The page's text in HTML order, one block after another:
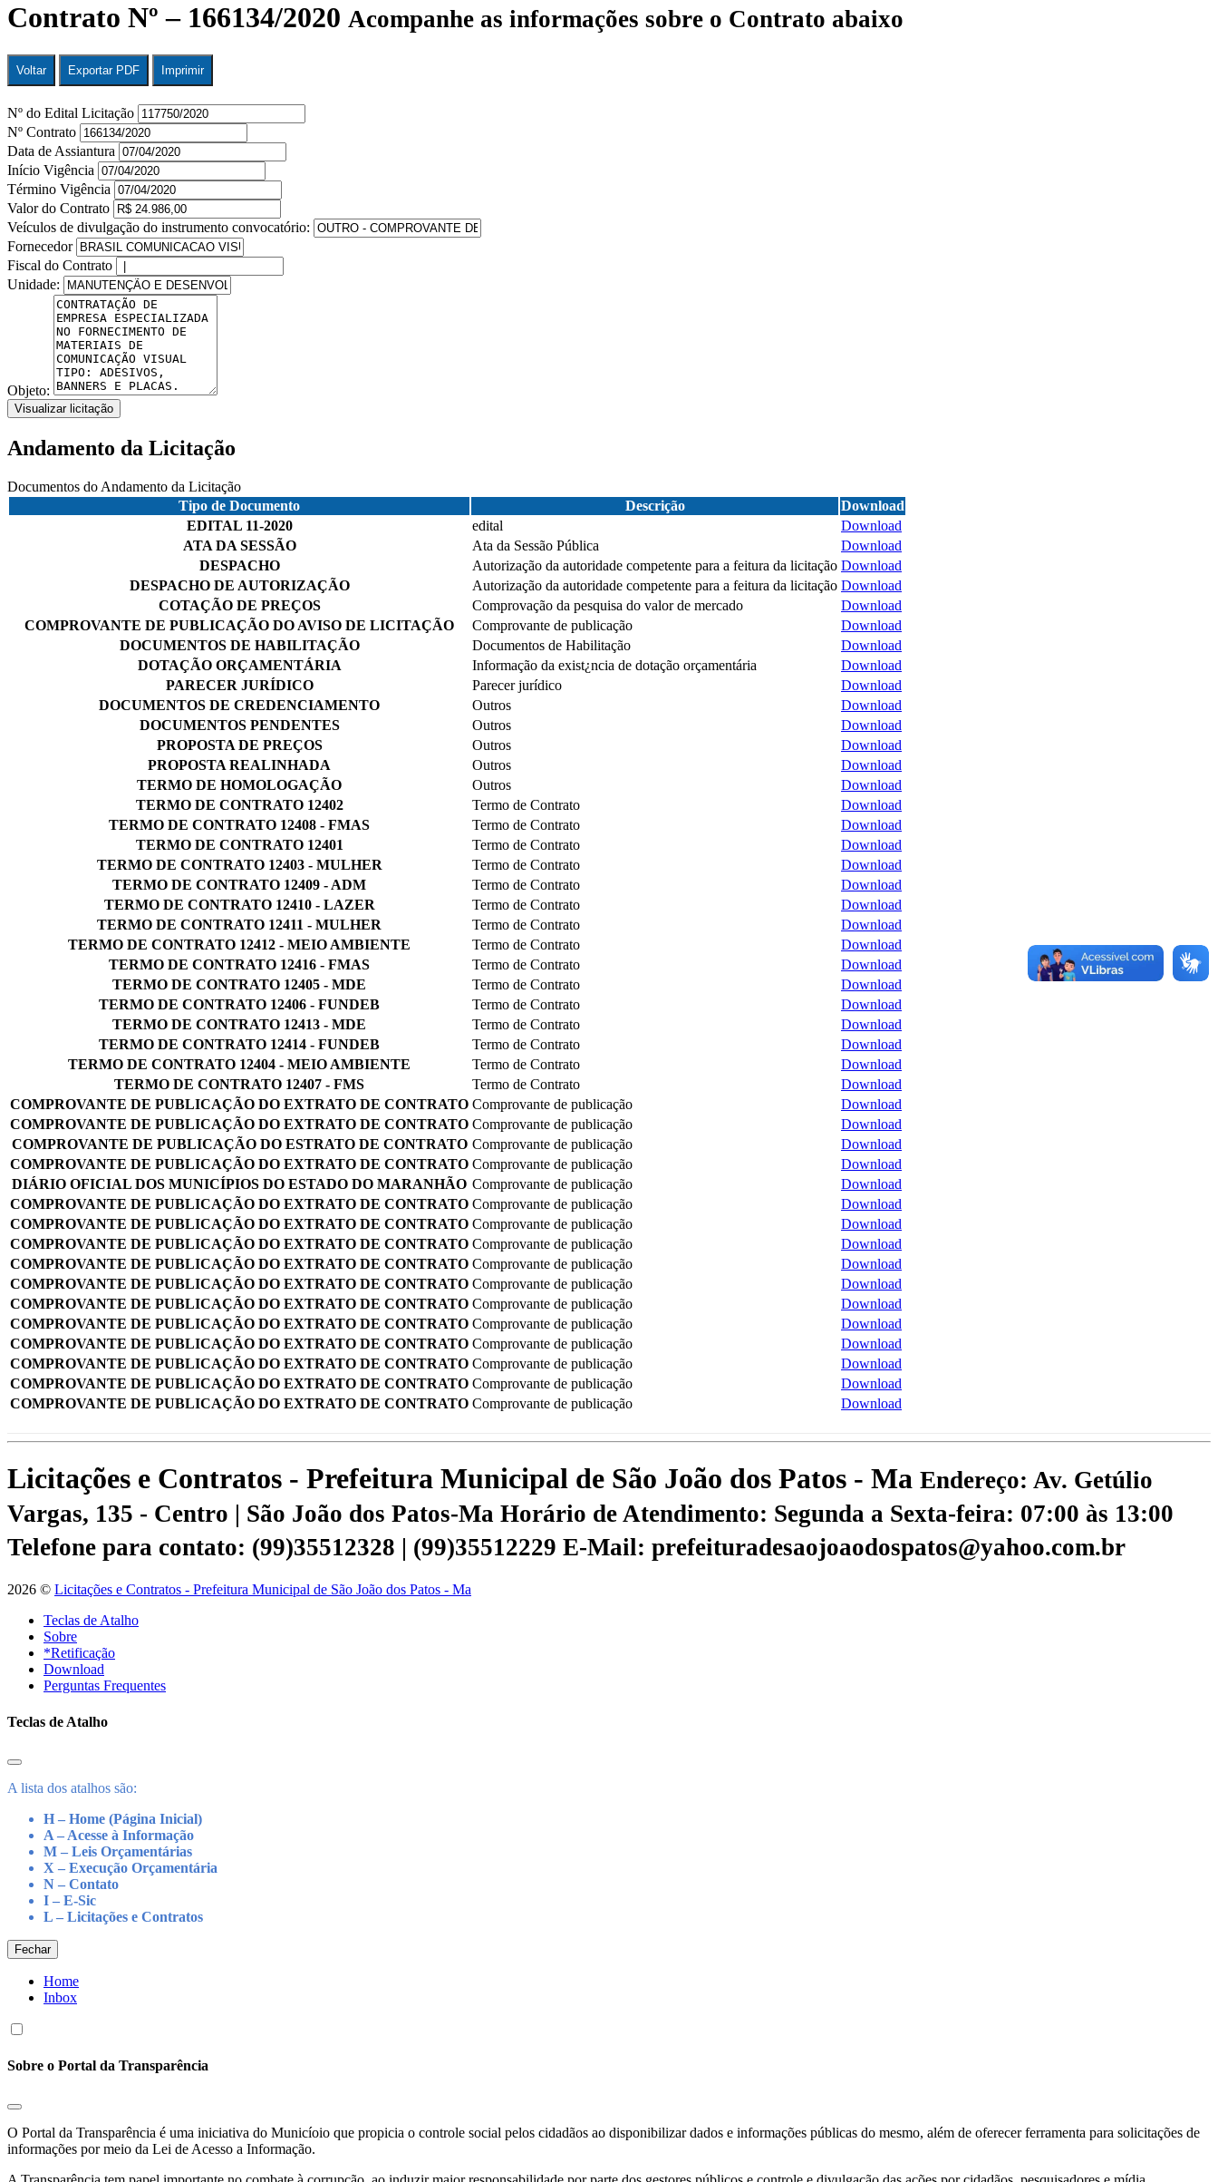
Contrato Nº – 166134/2020 Acompanhe as informações sobre o Contrato abaixo
Voltar Exportar PDF Imprimir
Nº do Edital Licitação
Nº Contrato
Data de Assiantura
Início Vigência
Término Vigência
Valor do Contrato
Veículos de divulgação do instrumento convocatório:
Fornecedor
Fiscal do Contrato
Unidade:
Objeto:
Visualizar licitação
Andamento da Licitação
Documentos do Andamento da Licitação
Tipo de Documento
Descrição
Download
EDITAL 11-2020
edital
Download
ATA DA SESSÃO
Ata da Sessão Pública
Download
DESPACHO
Autorização da autoridade competente para a feitura da licitação Download
DESPACHO DE AUTORIZAÇÃO
Autorização da autoridade competente para a feitura da licitação Download
COTAÇÃO DE PREÇOS
Comprovação da pesquisa do valor de mercado
Download
COMPROVANTE DE PUBLICAÇÃO DO AVISO DE LICITAÇÃO
Comprovante de publicação
Download
DOCUMENTOS DE HABILITAÇÃO
Documentos de Habilitação
Download
DOTAÇÃO ORÇAMENTÁRIA
Informação da exist¿ncia de dotação orçamentária
Download
PARECER JURÍDICO
Parecer jurídico
Download
DOCUMENTOS DE CREDENCIAMENTO
Outros
Download
DOCUMENTOS PENDENTES
Outros
Download
PROPOSTA DE PREÇOS
Outros
Download
PROPOSTA REALINHADA
Outros
Download
TERMO DE HOMOLOGAÇÃO
Outros
Download
TERMO DE CONTRATO 12402
Termo de Contrato
Download
TERMO DE CONTRATO 12408 - FMAS
Termo de Contrato
Download
TERMO DE CONTRATO 12401
Termo de Contrato
Download
TERMO DE CONTRATO 12403 - MULHER
Termo de Contrato
Download
TERMO DE CONTRATO 12409 - ADM
Termo de Contrato
Download
TERMO DE CONTRATO 12410 - LAZER
Termo de Contrato
Download
TERMO DE CONTRATO 12411 - MULHER
Termo de Contrato
Download
TERMO DE CONTRATO 12412 - MEIO AMBIENTE
Termo de Contrato
Download
TERMO DE CONTRATO 12416 - FMAS
Termo de Contrato
Download
TERMO DE CONTRATO 12405 - MDE
Termo de Contrato
Download
TERMO DE CONTRATO 12406 - FUNDEB
Termo de Contrato
Download
TERMO DE CONTRATO 12413 - MDE
Termo de Contrato
Download
TERMO DE CONTRATO 12414 - FUNDEB
Termo de Contrato
Download
TERMO DE CONTRATO 12404 - MEIO AMBIENTE
Termo de Contrato
Download
TERMO DE CONTRATO 12407 - FMS
Termo de Contrato
Download
COMPROVANTE DE PUBLICAÇÃO DO EXTRATO DE CONTRATO Comprovante de publicação
Download
COMPROVANTE DE PUBLICAÇÃO DO EXTRATO DE CONTRATO Comprovante de publicação
Download
COMPROVANTE DE PUBLICAÇÃO DO ESTRATO DE CONTRATO Comprovante de publicação
Download
COMPROVANTE DE PUBLICAÇÃO DO EXTRATO DE CONTRATO Comprovante de publicação
Download
DIÁRIO OFICIAL DOS MUNICÍPIOS DO ESTADO DO MARANHÃO Comprovante de publicação
Download
COMPROVANTE DE PUBLICAÇÃO DO EXTRATO DE CONTRATO Comprovante de publicação
Download
COMPROVANTE DE PUBLICAÇÃO DO EXTRATO DE CONTRATO Comprovante de publicação
Download
COMPROVANTE DE PUBLICAÇÃO DO EXTRATO DE CONTRATO Comprovante de publicação
Download
COMPROVANTE DE PUBLICAÇÃO DO EXTRATO DE CONTRATO Comprovante de publicação
Download
COMPROVANTE DE PUBLICAÇÃO DO EXTRATO DE CONTRATO Comprovante de publicação
Download
COMPROVANTE DE PUBLICAÇÃO DO EXTRATO DE CONTRATO Comprovante de publicação
Download
COMPROVANTE DE PUBLICAÇÃO DO EXTRATO DE CONTRATO Comprovante de publicação
Download
COMPROVANTE DE PUBLICAÇÃO DO EXTRATO DE CONTRATO Comprovante de publicação
Download
COMPROVANTE DE PUBLICAÇÃO DO EXTRATO DE CONTRATO Comprovante de publicação
Download
COMPROVANTE DE PUBLICAÇÃO DO EXTRATO DE CONTRATO Comprovante de publicação
Download
COMPROVANTE DE PUBLICAÇÃO DO EXTRATO DE CONTRATO Comprovante de publicação Download
Licitações e Contratos - Prefeitura Municipal de São João dos Patos - Ma Endereço: Av. Getúlio
Vargas, 135 - Centro | São João dos Patos-Ma Horário de Atendimento: Segunda a Sexta-feira: 07:00 às 13:00
Telefone para contato: (99)35512328 | (99)35512229 E-Mail: prefeituradesaojoaodospatos@yahoo.com.br
2026 © Licitações e Contratos - Prefeitura Municipal de São João dos Patos - Ma
Teclas de Atalho
Sobre
*Retificação
Download
Perguntas Frequentes
Teclas de Atalho
A lista dos atalhos são:
H – Home (Página Inicial)
A – Acesse à Informação
M – Leis Orçamentárias
X – Execução Orçamentária
N – Contato
I – E-Sic
L – Licitações e Contratos
Fechar
Home
Inbox
Sobre o Portal da Transparência
O Portal da Transparência é uma iniciativa do Municíoio que propicia o controle social pelos cidadãos ao disponibilizar dados e informações públicas do mesmo, além de oferecer ferramenta para solicitações de
informações por meio da Lei de Acesso a Informação.